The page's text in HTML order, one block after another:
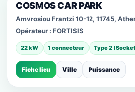
COSMOS CAR PARK
Amvrosiou Frantzi 10-12, 11745,
Opérateur : FORTISIS
22 kW 1 connecteur Type 2
Fiche lieu Ville Puissance